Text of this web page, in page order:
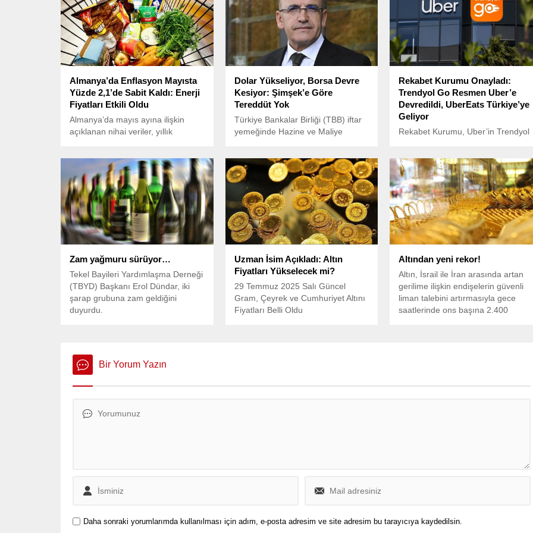
Almanya’da Enflasyon Mayısta
Yüzde 2,1’de Sabit Kaldı: Enerji
Fiyatları Etkili Oldu
Almanya’da mayıs ayına ilişkin
açıklanan nihai veriler, yıllık
Federal İstatistik Ofisi (Destatis),
fiyat gelişmelerine dair detaylı
verileri kamuoyuyla paylaştı.
Dolar Yükseliyor, Borsa Devre
Kesiyor: Şimşek’e Göre
Tereddüt Yok
Türkiye Bankalar Birliği (TBB) iftar
yemeğinde Hazine ve Maliye
Rekabet Kurumu Onayladı:
Trendyol Go Resmen Uber’e
Devredildi, UberEats Türkiye’ye
Geliyor
Rekabet Kurumu, Uber’in Trendyol
gelişmeyle birlikte, UberEats
markası Türkiye pazarına resmen
giriş yapacak.
Zam yağmuru sürüyor…
Tekel Bayileri Yardımlaşma Derneği
(TBYD) Başkanı Erol Dündar, iki
şarap grubuna zam geldiğini
duyurdu.
Uzman İsim Açıkladı: Altın
Fiyatları Yükselecek mi?
29 Temmuz 2025 Salı Güncel
Gram, Çeyrek ve Cumhuriyet Altını
Fiyatları Belli Oldu
Altından yeni rekor!
Altın, İsrail ile İran arasında artan
gerilime ilişkin endişelerin güvenli
liman talebini artırmasıyla gece
saatlerinde ons başına 2.400
Bir Yorum Yazın
Daha sonraki yorumlarımda kullanılması için adım, e-posta adresim ve site adresim bu tarayıcıya kaydedilsin.